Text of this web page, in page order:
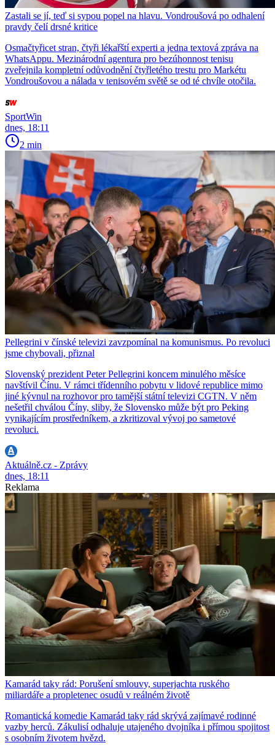
Zastali se jí, teď si sypou popel na hlavu. Vondroušová po odhalení
pravdy čelí drsné kritice
Osmačtyřicet stran, čtyři lékařští experti a jedna textová zpráva na
WhatsAppu. Mezinárodní agentura pro bezúhonnost tenisu
zveřejnila kompletní odůvodnění čtyřletého trestu pro Markétu
Vondroušovou a nálada v tenisovém světě se od té chvíle otočila.
SportWin
dnes, 18:11
2 min
Pellegrini v čínské televizi zavzpomínal na komunismus. Po revoluci
jsme chybovali, přiznal
Slovenský prezident Peter Pellegrini koncem minulého měsíce
navštívil Čínu. V rámci třídenního pobytu v lidové republice mimo
jiné kývnul na rozhovor pro tamější státní televizi CGTN. V něm
nešetřil chválou Číny, sliby, že Slovensko může být pro Peking
vynikajícím prostředníkem, a zkritizoval vývoj po sametové
revoluci.
Aktuálně.cz - Zprávy
dnes, 18:11
Reklama
Kamarád taky rád: Porušení smlouvy, superjachta ruského
miliardáře a propletenec osudů v reálném životě
Romantická komedie Kamarád taky rád skrývá zajímavé rodinné
vazby herců. Zákulisí odhaluje utajeného dvojníka i přímou spojitost
s osobním životem hvězd.